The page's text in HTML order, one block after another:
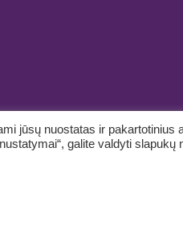
jūsų nuostatas ir pakartotinius
galite valdyti slapukų